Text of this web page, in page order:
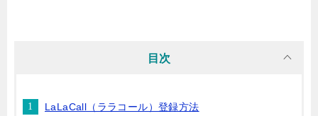
目次
LaLaCall（ララコール）登録方法